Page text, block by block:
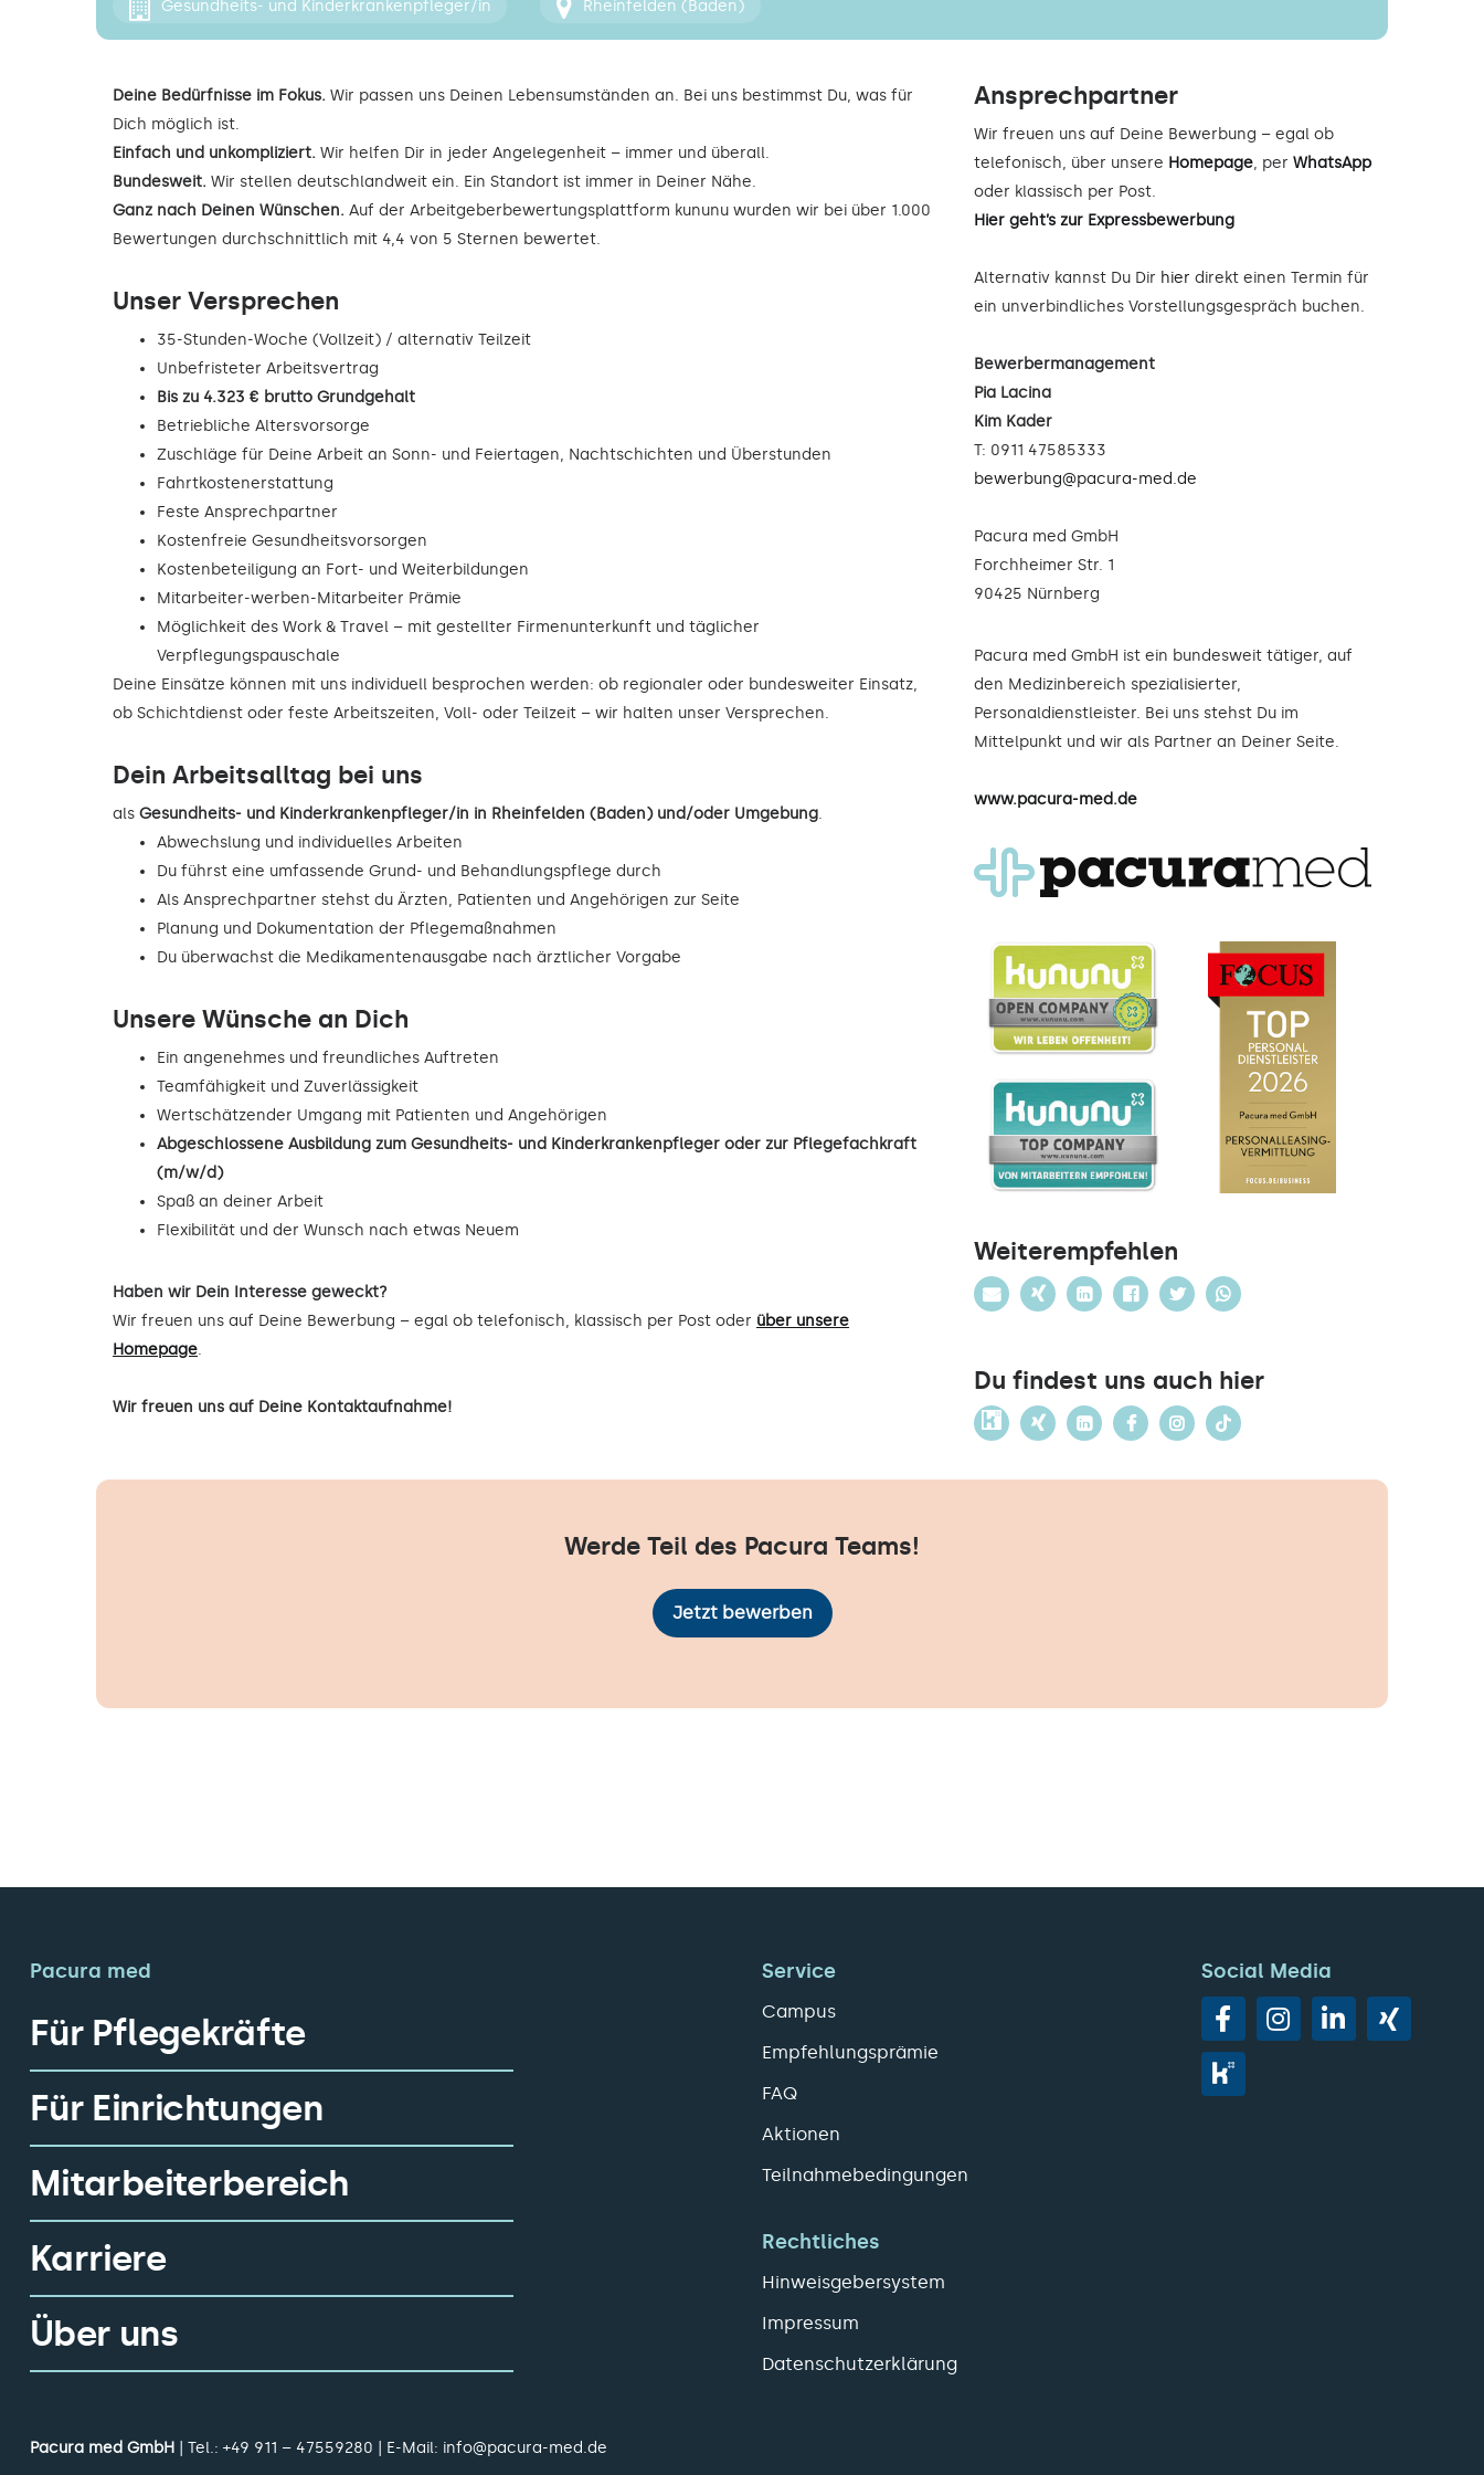
Gesundheits- und Kinderkrankenpfleger/in Rheinfelden (Baden)
Deine Bedürfnisse im Fokus. Wir passen uns Deinen Lebensumständen an. Bei uns bestimmst Du, was für
Dich möglich ist.
Einfach und unkompliziert. Wir helfen Dir in jeder Angelegenheit – immer und überall.
Bundesweit. Wir stellen deutschlandweit ein. Ein Standort ist immer in Deiner Nähe.
Ganz nach Deinen Wünschen. Auf der Arbeitgeberbewertungsplattform kununu wurden wir bei über 1.000
Bewertungen durchschnittlich mit 4,4 von 5 Sternen bewertet.
Unser Versprechen
35-Stunden-Woche (Vollzeit) / alternativ Teilzeit
Unbefristeter Arbeitsvertrag
Bis zu 4.323 € brutto Grundgehalt
Betriebliche Altersvorsorge
Zuschläge für Deine Arbeit an Sonn- und Feiertagen, Nachtschichten und Überstunden
Fahrtkostenerstattung
Feste Ansprechpartner
Kostenfreie Gesundheitsvorsorgen
Kostenbeteiligung an Fort- und Weiterbildungen
Mitarbeiter-werben-Mitarbeiter Prämie
Möglichkeit des Work & Travel – mit gestellter Firmenunterkunft und täglicher
Verpflegungspauschale
Deine Einsätze können mit uns individuell besprochen werden: ob regionaler oder bundesweiter Einsatz,
ob Schichtdienst oder feste Arbeitszeiten, Voll- oder Teilzeit – wir halten unser Versprechen.
Dein Arbeitsalltag bei uns
als Gesundheits- und Kinderkrankenpfleger/in in Rheinfelden (Baden) und/oder Umgebung.
Abwechslung und individuelles Arbeiten
Du führst eine umfassende Grund- und Behandlungspflege durch
Als Ansprechpartner stehst du Ärzten, Patienten und Angehörigen zur Seite
Planung und Dokumentation der Pflegemaßnahmen
Du überwachst die Medikamentenausgabe nach ärztlicher Vorgabe
Unsere Wünsche an Dich
Ein angenehmes und freundliches Auftreten
Teamfähigkeit und Zuverlässigkeit
Wertschätzender Umgang mit Patienten und Angehörigen
Abgeschlossene Ausbildung zum Gesundheits- und Kinderkrankenpfleger oder zur Pflegefachkraft
(m/w/d)
Spaß an deiner Arbeit
Flexibilität und der Wunsch nach etwas Neuem
Haben wir Dein Interesse geweckt?
Wir freuen uns auf Deine Bewerbung – egal ob telefonisch, klassisch per Post oder über unsere
Homepage.
Wir freuen uns auf Deine Kontaktaufnahme!
Ansprechpartner
Wir freuen uns auf Deine Bewerbung – egal ob
telefonisch, über unsere Homepage, per WhatsApp
oder klassisch per Post.
Hier geht’s zur Expressbewerbung
Alternativ kannst Du Dir hier direkt einen Termin für
ein unverbindliches Vorstellungsgespräch buchen.
Bewerbermanagement
Pia Lacina
Kim Kader
T: 0911 47585333
bewerbung@pacura-med.de
Pacura med GmbH
Forchheimer Str. 1
90425 Nürnberg
Pacura med GmbH ist ein bundesweit tätiger, auf
den Medizinbereich spezialisierter,
Personaldienstleister. Bei uns stehst Du im
Mittelpunkt und wir als Partner an Deiner Seite.
www.pacura-med.de
Weiterempfehlen
Du findest uns auch hier
Werde Teil des Pacura Teams!
Jetzt bewerben
Pacura med
Für Pflegekräfte
Für Einrichtungen
Mitarbeiterbereich
Karriere
Über uns
Service
Campus
Empfehlungsprämie
FAQ
Aktionen
Teilnahmebedingungen
Rechtliches
Hinweisgebersystem
Impressum
Datenschutzerklärung
Social Media
Pacura med GmbH | Tel.: +49 911 – 47559280 | E-Mail: info@pacura-med.de